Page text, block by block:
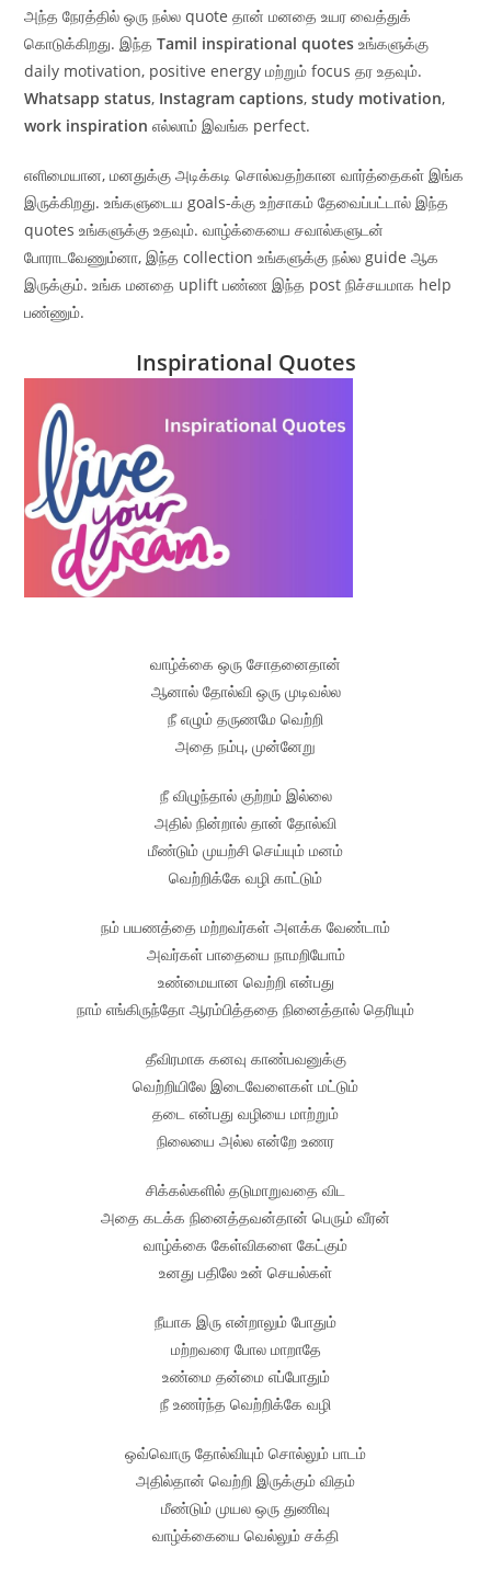
அந்த நேரத்தில் ஒரு நல்ல quote தான் மனதை உயர வைத்துக்
கொடுக்கிறது. இந்தTamil inspirational quotes உங்களுக்கு
daily motivation, positive energy மற்றும் focus தர உதவும்.
Whatsapp status, Instagram captions,study motivation,
work inspiration எல்லாம் இவங்க perfect.
எளிமையான, மனதுக்கு அடிக்கடி சொல்வதற்கான வார்த்தைகள் இங்க
இருக்கிறது. உங்களுடைய goals-க்கு உற்சாகம் தேவைப்பட்டால் இந்த
quotes உங்களுக்கு உதவும். வாழ்க்கையை சவால்களுடன்
போராடவேணும்னா, இந்த collection உங்களுக்கு நல்ல guide ஆக
இருக்கும். உங்க மனதை uplift பண்ண இந்த post நிச்சயமாக help
பண்ணும்.
Inspirational Quotes
வாழ்க்கை ஒரு சோதனைதான்
ஆனால் தோல்வி ஒரு முடிவல்ல
நீ எழும் தருணமே வெற்றி
அதை நம்பு, முன்னேறு
நீ விழுந்தால் குற்றம் இல்லை
அதில் நின்றால் தான் தோல்வி
மீண்டும் முயற்சி செய்யும் மனம்
வெற்றிக்கே வழி காட்டும்
நம் பயணத்தை மற்றவர்கள் அளக்க வேண்டாம்
அவர்கள் பாதையை நாமறியோம்
உண்மையான வெற்றி என்பது
நாம் எங்கிருந்தோ ஆரம்பித்ததை நினைத்தால் தெரியும்
தீவிரமாக கனவு காண்பவனுக்கு
வெற்றியிலே இடைவேளைகள் மட்டும்
தடை என்பது வழியை மாற்றும்
நிலையை அல்ல என்றே உணர
சிக்கல்களில் தடுமாறுவதை விட
அதை கடக்க நினைத்தவன்தான் பெரும் வீரன்
வாழ்க்கை கேள்விகளை கேட்கும்
உனது பதிலே உன் செயல்கள்
நீயாக இரு என்றாலும் போதும்
மற்றவரை போல மாறாதே
உண்மை தன்மை எப்போதும்
நீ உணர்ந்த வெற்றிக்கே வழி
ஒவ்வொரு தோல்வியும் சொல்லும் பாடம்
அதில்தான் வெற்றி இருக்கும் விதம்
மீண்டும் முயல ஒரு துணிவு
வாழ்க்கையை வெல்லும் சக்தி